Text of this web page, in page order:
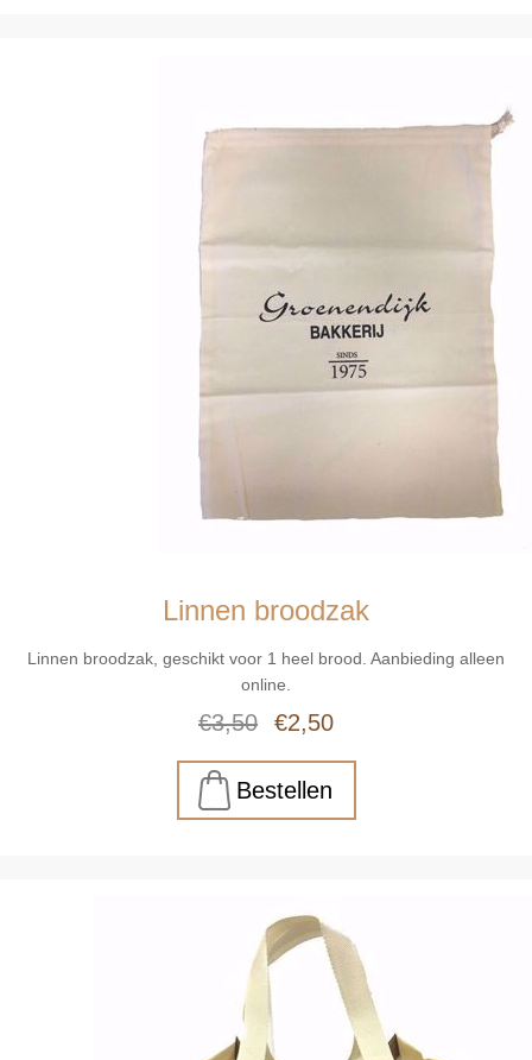
Linnen broodzak
Linnen broodzak, geschikt voor 1 heel brood. Aanbieding alleen
online.
€3,50 €2,50